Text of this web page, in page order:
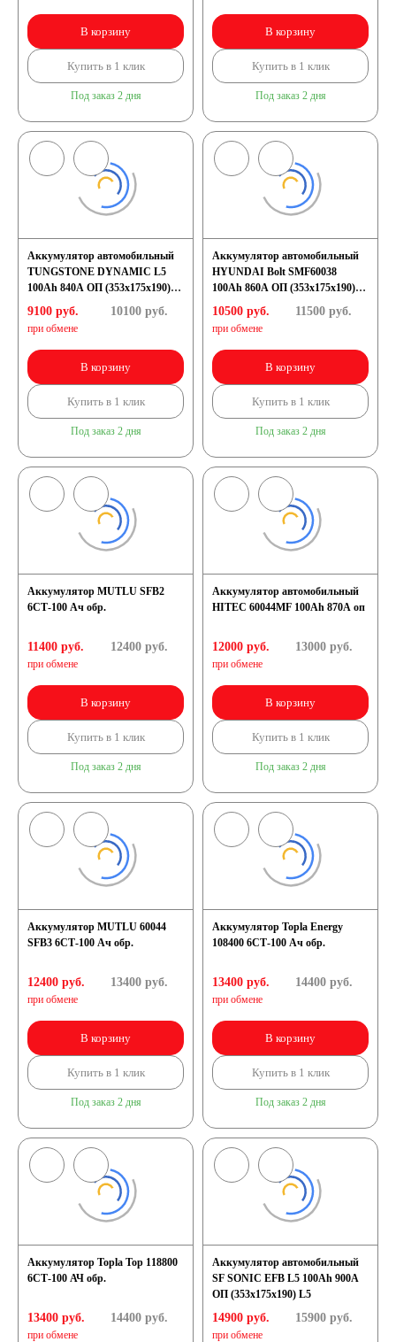
В корзину
Купить в 1 клик
Под заказ 2 дня
В корзину
Купить в 1 клик
Под заказ 2 дня
Аккумулятор автомобильный
TUNGSTONE DYNAMIC L5
100Ah 840A ОП (353х175х190)
L5
9100 руб.
при обмене
10100руб.
В корзину
Купить в 1 клик
Под заказ 2 дня
Аккумулятор автомобильный
HYUNDAI Bolt SMF60038
100Ah 860A ОП (353x175x190)
L5
10500 руб.
при обмене
11500руб.
В корзину
Купить в 1 клик
Под заказ 2 дня
Аккумулятор MUTLU SFB2
6СТ-100 Ач обр.
11400 руб.
при обмене
12400руб.
В корзину
Купить в 1 клик
Под заказ 2 дня
Аккумулятор автомобильный
HITEC 60044MF 100Ah 870A оп
12000 руб.
при обмене
13000руб.
В корзину
Купить в 1 клик
Под заказ 2 дня
Аккумулятор MUTLU 60044
SFB3 6СТ-100 Ач обр.
12400 руб.
при обмене
13400руб.
В корзину
Купить в 1 клик
Под заказ 2 дня
Аккумулятор Topla Energy
108400 6СТ-100 Ач обр.
13400 руб.
при обмене
14400руб.
В корзину
Купить в 1 клик
Под заказ 2 дня
Аккумулятор Topla Top 118800
6СТ-100 АЧ обр.
13400 руб.
при обмене
14400руб.
Аккумулятор автомобильный
SF SONIC EFB L5 100Ah 900A
ОП (353x175x190) L5
14900 руб.
при обмене
15900руб.